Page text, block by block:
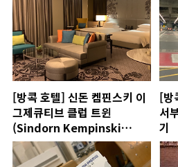
[방콕 호텔] 신돈 켐핀스키 이
그제큐티브 클럽 트윈
(Sindorn Kempinski
Hotel Executive Club
Twin Room)
[방
서
기